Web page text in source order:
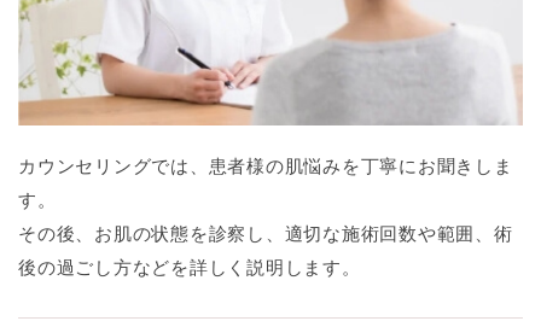
カウンセリングでは、患者様の肌悩みを丁寧にお聞きしま
す。
その後、お肌の状態を診察し、適切な施術回数や範囲、術
後の過ごし方などを詳しく説明します。